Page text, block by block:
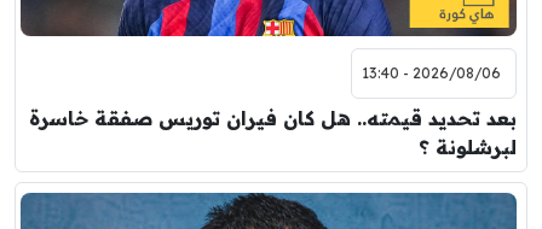
2026/08/06 - 13:40
بعد تحديد قيمته.. هل كان فيران توريس صفقة خاسرة
لبرشلونة ؟